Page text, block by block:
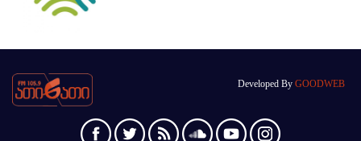
Developed By GOODWEB